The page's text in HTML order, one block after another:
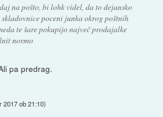
na pošto, bi lohk videl, da to dejansko
poceni junka okrog poštnih
te šare pokupijo največ prodajalke
normo
pa predrag.
2017 ob 21:10)